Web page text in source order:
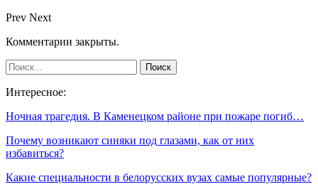
Prev Next
Комментарии закрыты.
Интересное:
Ночная трагедия. В Каменецком районе при пожаре погиб…
Почему возникают синяки под глазами, как от них
избавиться?
Какие специальности в белорусских вузах самые популярные?